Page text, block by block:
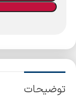
توضیحات